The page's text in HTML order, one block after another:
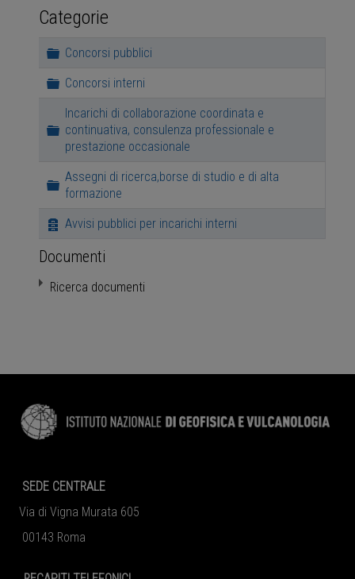
Categorie
Cartella
Concorsi pubblici
Cartella
Concorsi interni
Cartella
Incarichi di collaborazione coordinata e
continuativa, consulenza professionale e
prestazione occasionale
Cartella
Assegni di ricerca,borse di studio e di alta
formazione
Archivia
Avvisi pubblici per incarichi interni
Documenti
Ricerca documenti
SEDE CENTRALE
Via di Vigna Murata 605
00143 Roma